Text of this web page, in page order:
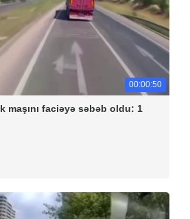
00:00:50
maşını faciəyə səbəb oldu: 1